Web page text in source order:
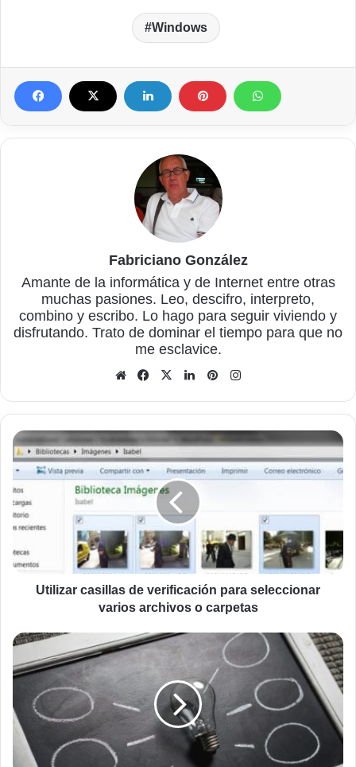
Windows
Fabriciano González
Amante de la informática y de Internet entre otras
muchas pasiones. Leo, descifro, interpreto,
combino y escribo. Lo hago para seguir viviendo y
disfrutando. Trato de dominar el tiempo para que no
me esclavice.
Sitio
Facebook
X LinkedInPinterest
Utilizar
casillas
de
verificación
para
seleccionar
archivos
o
carpetas
Utilizar casillas de verificación para seleccionar
varios archivos o carpetas
Cambiar
velocidad
la
que
se
muestran